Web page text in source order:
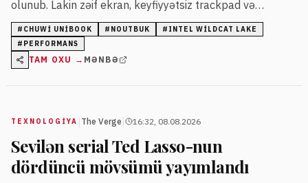
olunub. Lakin zəif ekran, keyfiyyətsiz trackpad və
məhdud yaddaş istifadəçi məmnuniyyətini azaldıb. Aparat
performansı və uzunmüddətli dəstək məsələləri tənqid
olunur.
# CHUWI UNIBOOK # NOUTBUK # INTEL WILDCAT LAKE
# PERFORMANS
TAM OXU → MƏNBƏ
TEXNOLOGIYA The Verge 16:32, 08.08.2026
Sevilən serial Ted Lasso-nun
dördüncü mövsümü yayımlandı